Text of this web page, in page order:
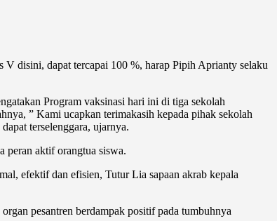
disini, dapat tercapai 100 %, harap Pipih Aprianty selaku
Program vaksinasi hari ini di tiga sekolah
” Kami ucapkan terimakasih kepada pihak sekolah
terselenggara, ujarnya.
aktif orangtua siswa.
efektif dan efisien, Tutur Lia sapaan akrab kepala
pesantren berdampak positif pada tumbuhnya